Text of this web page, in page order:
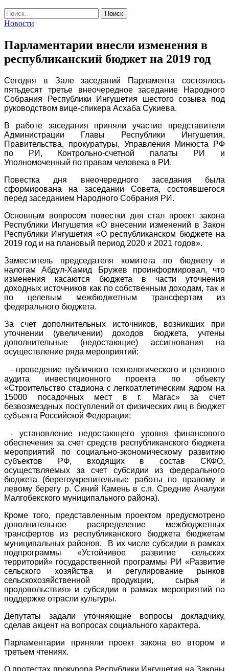
Найти:
Новости
Парламентарии внесли изменения в
республиканский бюджет на 2019 год
Сегодня в Зале заседаний Парламента состоялось
пятьдесят третье внеочередное заседание Народного
Собрания Республики Ингушетия шестого созыва под
руководством вице-спикера Асхаба Сукиева.
В работе заседания приняли участие представители
Администрации Главы Республики Ингушетия,
Правительства, прокуратуры, Управления Минюста РФ
по РИ, Контрольно-счетной палаты РИ и
Уполномоченный по правам человека в РИ.
Повестка дня внеочередного заседания была
сформирована на заседании Совета, состоявшегося
перед заседанием Народного Собрания РИ.
Основным вопросом повестки дня стал проект закона
Республики Ингушетия «О внесении изменений в Закон
Республики Ингушетия «О республиканском бюджете на
2019 год и на плановый период 2020 и 2021 годов».
Заместитель председателя комитета по бюджету и
налогам Абдул-Хамид Бружев проинформировал, что
изменения касаются бюджета в части уточнения
доходных источников как по собственным доходам, так и
по целевым межбюджетным трансфертам из
федерального бюджета.
За счет дополнительных источников, возникших при
уточнении (увеличении) доходов бюджета, учтены
дополнительные (недостающие) ассигнования на
осуществление ряда мероприятий:
⠀- проведение публичного технологического и ценового
аудита инвестиционного проекта по объекту
«Строительство стадиона с легкоатлетическим ядром на
15000 посадочных мест в г. Магас» за счет
безвозмездных поступлений от физических лиц в бюджет
субъекта Российской Федерации;
⠀- установление недостающего уровня финансового
обеспечения за счет средств республиканского бюджета
мероприятий по социально-экономическому развитию
субъектов РФ, входящих в состав СКФО,
осуществляемых за счет субсидии из федерального
бюджета (берегоукрепительные работы по правому и
левому берегу р. Синий Камень в с.п. Средние Ачалуки
Малгобекского муниципального района).
Кроме того, представленным проектом предусмотрено
дополнительное распределение межбюджетных
трансфертов из республиканского бюджета бюджетам
муниципальных районов.⠀В их числе субсидии в рамках
подпрограммы «Устойчивое развитие сельских
территорий» государственной программы РИ «Развитие
сельского хозяйства и регулирование рынков
сельскохозяйственной продукции, сырья и
продовольствия» и субсидии в рамках мероприятий по
поддержке отрасли культуры.
Депутаты задали уточняющие вопросы докладчику,
сделав акцент на вопросах социального характера.
Парламентарии приняли проект закона во втором и
третьем чтениях.
О протестах прокурора Республики Ингушетия на Законы